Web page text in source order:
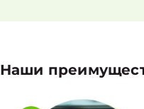
Наши